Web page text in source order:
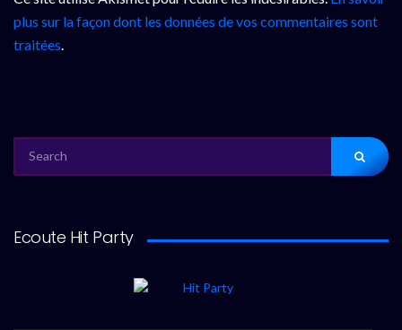
plus sur la façon dont les données de vos commentaires sont
traitées.
FOR:
Ecoute Hit Party